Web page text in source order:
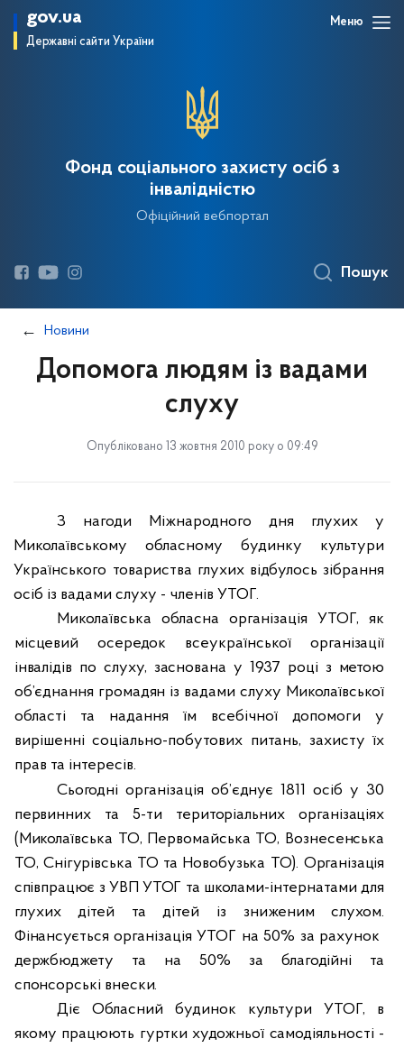
gov.ua
Державні сайти України
Меню
Фонд соціального захисту осіб з
інвалідністю
Офіційний вебпортал
Пошук
Новини
Допомога людям із вадами
слуху
Опубліковано 13 жовтня 2010 року о 09:49
З нагоди Міжнародного дня глухих у
Миколаївському обласному будинку культури
Українського товариства глухих відбулось зібрання
осіб із вадами слуху - членів УТОГ.
Миколаївська обласна організація УТОГ, як
місцевий осередок всеукраїнської організації
інвалідів по слуху, заснована у 1937 році з метою
об’єднання громадян із вадами слуху Миколаївської
області та надання їм всебічної допомоги у
вирішенні соціально-побутових питань, захисту їх
прав та інтересів.
Сьогодні організація об’єднує 1811 осіб у 30
первинних та 5-ти територіальних організаціях
(Миколаївська ТО, Первомайська ТО, Вознесенська
ТО,Снігурівська ТО та Новобузька ТО). Організація
співпрацює з УВП УТОГ та школами-інтернатами для
глухих дітей та дітей із зниженим слухом.
Фінансується організація УТОГ на 50% за рахунок
держбюджету та на 50% за благодійні та
спонсорські внески.
Діє Обласний будинок культури УТОГ, в
якому працюють гуртки художньої самодіяльності -